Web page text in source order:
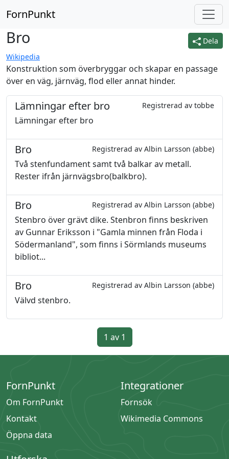
FornPunkt
Dela
Bro
Wikipedia
Konstruktion som överbryggar och skapar en passage
över en väg, järnväg, flod eller annat hinder.
Lämningar efter bro Registrerad av tobbe
Lämningar efter bro
Bro Registrerad av Albin Larsson (abbe)
Två stenfundament samt två balkar av metall.
Rester ifrån järnvägsbro(balkbro).
Bro Registrerad av Albin Larsson (abbe)
Stenbro över grävt dike. Stenbron finns beskriven
av Gunnar Eriksson i "Gamla minnen från Floda i
Södermanland", som finns i Sörmlands museums
bibliot...
Bro Registrerad av Albin Larsson (abbe)
Välvd stenbro.
1 av 1
FornPunkt
Om FornPunkt
Kontakt
Öppna data
Integrationer
Fornsök
Wikimedia Commons